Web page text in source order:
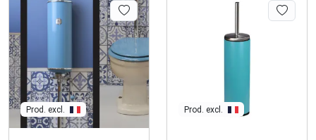
Prod. excl. Prod. excl.